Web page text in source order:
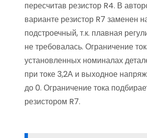
пересчитав резистор R4. В
варианте резистор R7 заменен
подстроечный, т.к. плавная
не требовалась. Ограничение
установленных номиналах
при токе 3,2А и выходное
до 0. Ограничение тока
резистором R7.